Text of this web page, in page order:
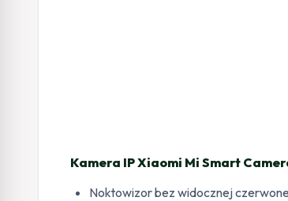
Kamera IP Xiaomi Mi Smart
Noktowizor bez widocznej